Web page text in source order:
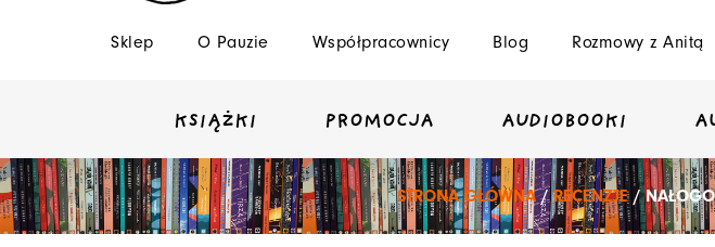
Sklep O Pauzie Współpracownicy Blog Rozmowy z Anitą
KSIĄŻKI PROMOCJA AUDIOBOOKI
STRONA GŁÓWNA/RECENZJE/